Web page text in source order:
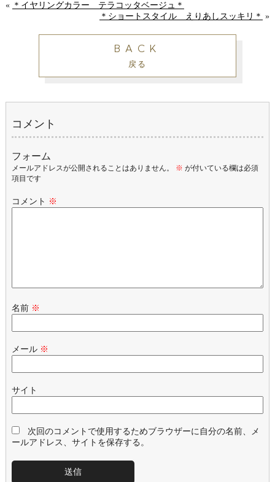
« ＊イヤリングカラー テラコッタベージュ＊
＊ショートスタイル えりあしスッキリ＊ »
BACK
戻る
コメント
フォーム
メールアドレスが公開されることはありません。 ※ が付いている欄は必須
項目です
コメント ※
名前 ※
メール ※
サイト
次回のコメントで使用するためブラウザーに自分の名前、メ
ールアドレス、サイトを保存する。